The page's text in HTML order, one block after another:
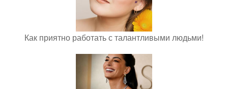
Как приятно работать с талантливыми людьми!